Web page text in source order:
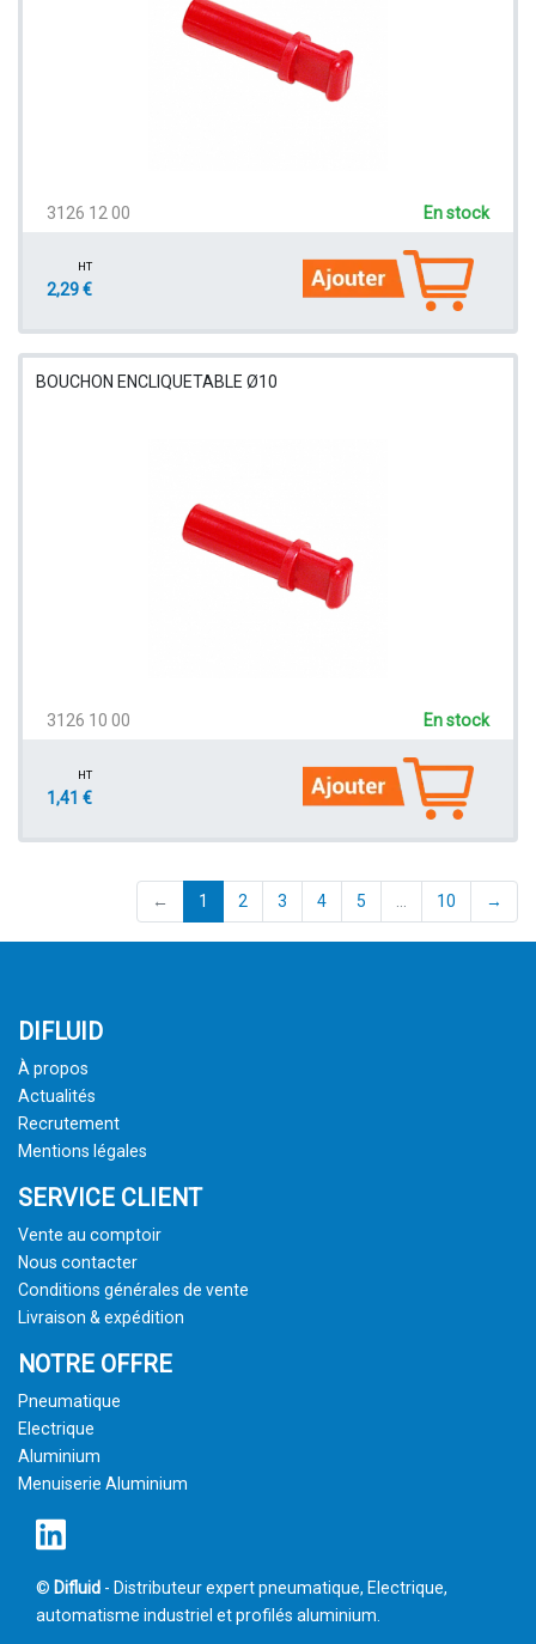
3126 12 00 En stock
HT
2,29 €
BOUCHON ENCLIQUETABLE Ø10
3126 10 00 En stock
HT
1,41 €
← 1 (current)
2 3 4 5 10 →
DIFLUID
À propos
Actualités
Recrutement
Mentions légales
SERVICE CLIENT
Vente au comptoir
Nous contacter
Conditions générales de vente
Livraison & expédition
NOTRE OFFRE
Pneumatique
Electrique
Aluminium
Menuiserie Aluminium
© Difluid - Distributeur expert pneumatique, Electrique,
automatisme industriel et profilés aluminium.